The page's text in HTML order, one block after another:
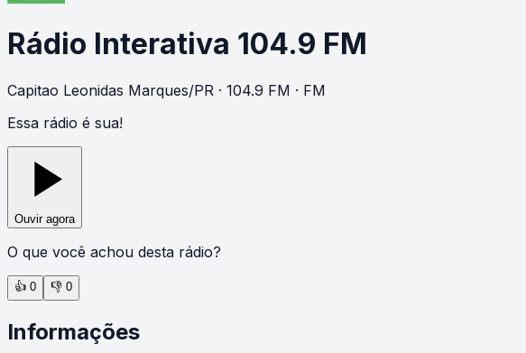
Rádio Interativa 104.9 FM
Capitao Leonidas Marques/PR · 104.9 FM · FM
Essa rádio é sua!
Ouvir agora
O que você achou desta rádio?
👍 0 👎 0
Informações